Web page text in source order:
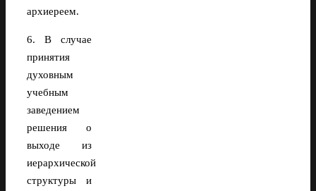
архиереем.
6. В случае
принятия
духовным
учебным
заведением
решения о
выходе из
иерархической
структуры и